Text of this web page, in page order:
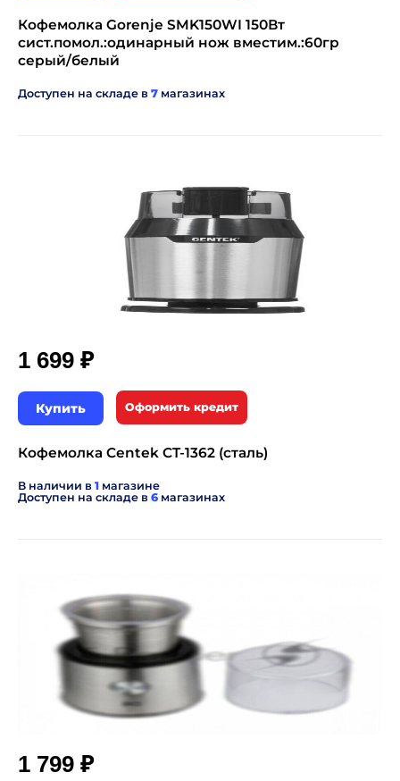
Кофемолка Gorenje SMK150WI 150Вт
сист.помол.:одинарный нож вместим.:60гр
серый/белый
Доступен на складе в 7 магазинах
1 699 ₽
Купить Оформить кредит
Кофемолка Centek CT-1362 (сталь)
В наличии в 1 магазине
Доступен на складе в 6 магазинах
1 799 ₽